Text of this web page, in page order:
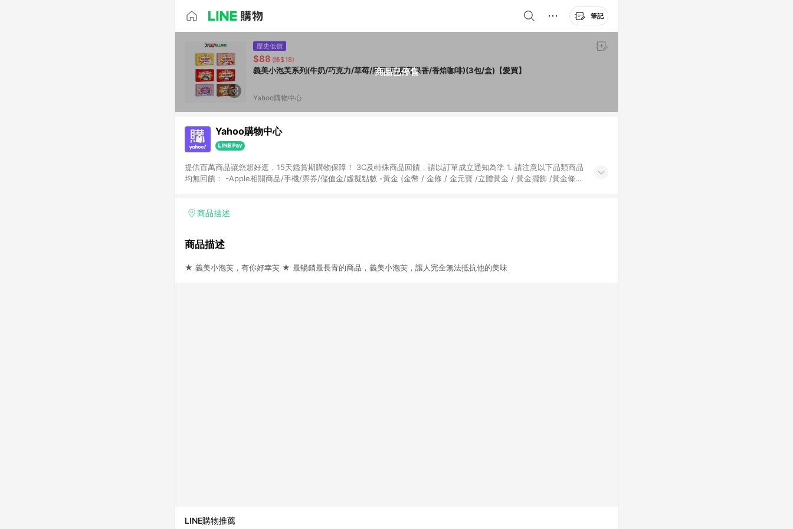
筆記
商品已停售
歷史低價
$88 (降$18)
義美小泡芙系列(牛奶/巧克力/草莓/黑可可/藍莓果香/香焙咖啡)(3包/盒)【愛買】
Yahoo購物中心
Yahoo購物中心
提供百萬商品讓您超好逛，15天鑑賞期購物保障！ 3C及特殊商品回饋，請以訂單成立通知為準 1. 請注意以下品類商品
均無回饋： -Apple相關商品/手機/票券/儲值金/虛擬點數 -黃金 (金幣 / 金條 / 金元寶 /立體黃金 / 黃金擺飾 /黃金條
Yahoo超贈點回饋者 - 購物中心商店之商品：商品賣場中有標示「商店」及顯示商店名稱者(指定活動店家除外) 3. 訂
商品描述
商品描述
★ 義美小泡芙，有你好幸芙 ★ 最暢銷最長青的商品，義美小泡芙，讓人完全無法抵抗他的美味
LINE購物推薦